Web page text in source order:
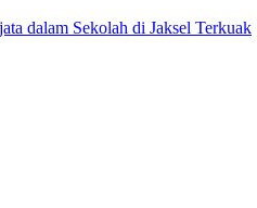
dalam Sekolah di Jaksel Terkuak